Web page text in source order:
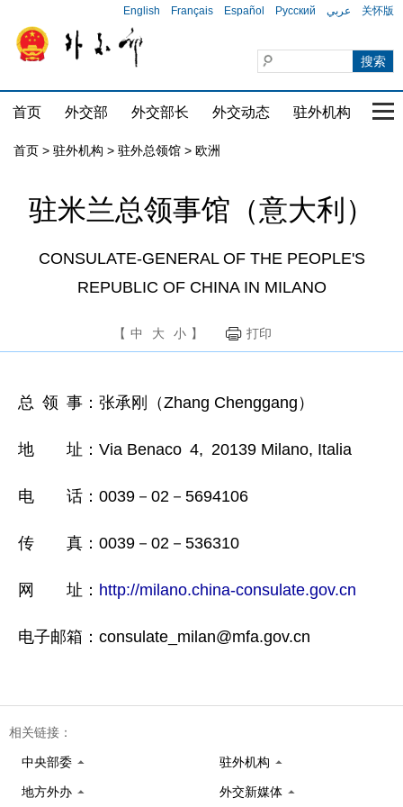
English Français Español Русский عربي 关怀版
首页 外交部 外交部长 外交动态 驻外机构 国
首页 > 驻外机构 > 驻外总领馆 > 欧洲
驻米兰总领事馆（意大利）
CONSULATE-GENERAL OF THE PEOPLE'S
REPUBLIC OF CHINA IN MILANO
【 中 大 小 】 打印
总 领 事：张承刚（Zhang Chenggang）
地 址：Via Benaco 4, 20139 Milano, Italia
电 话：0039－02－5694106
传 真：0039－02－536310
网 址： http://milano.china-consulate.gov.cn
电子邮箱：consulate_milan@mfa.gov.cn
相关链接：
中央部委 驻外机构
地方外办 外交新媒体